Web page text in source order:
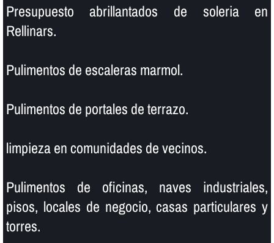
Presupuesto abrillantados de soleria en
Rellinars.
Pulimentos de escaleras marmol.
Pulimentos de portales de terrazo.
limpieza en comunidades de vecinos.
Pulimentos de oficinas, naves industriales,
pisos, locales de negocio, casas particulares y
torres.